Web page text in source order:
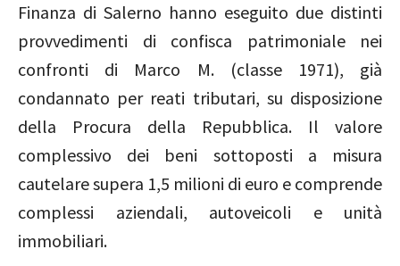
Finanza di Salerno hanno eseguito due distinti
provvedimenti di confisca patrimoniale nei
confronti di Marco M. (classe 1971), già
condannato per reati tributari, su disposizione
della Procura della Repubblica. Il valore
complessivo dei beni sottoposti a misura
cautelare supera 1,5 milioni di euro e comprende
complessi aziendali, autoveicoli e unità
immobiliari.